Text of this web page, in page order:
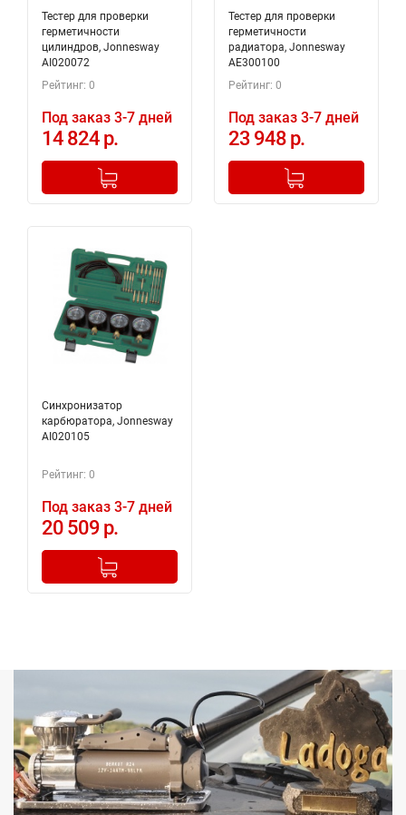
Тестер для проверки
герметичности
цилиндров, Jonnesway
AI020072
Рейтинг: 0
Под заказ 3-7 дней
14 824 р.
+
Добавлено в корзину
Тестер для проверки
герметичности
радиатора, Jonnesway
AE300100
Рейтинг: 0
Под заказ 3-7 дней
23 948 р.
+
Добавлено в корзину
Синхронизатор
карбюратора, Jonnesway
AI020105
Рейтинг: 0
Под заказ 3-7 дней
20 509 р.
+
Добавлено в корзину